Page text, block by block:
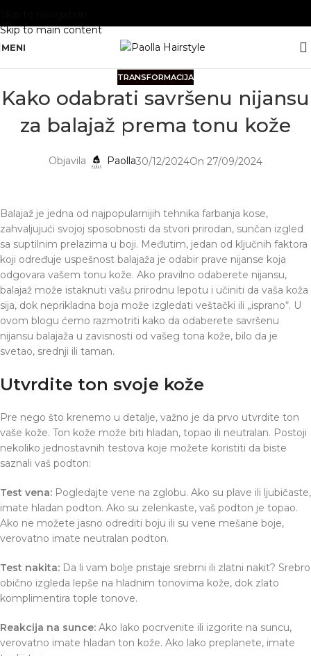
Skip to main content
MENI
TRANSFORMACIJA
Kako odabrati savršenu nijansu
za balajaž prema tonu kože
Objavila Paolla30/12/2024On 27/09/2024
Balajaž je jedna od najpopularnijih tehnika farbanja kose,
zahvaljujući svojoj sposobnosti da stvori prirodan, sunčan izgled
sa suptilnim prelazima u boji. Međutim, jedan od ključnih faktora
koji određuje uspešnost balajaža je odabir prave nijanse koja
odgovara vašem tonu kože. Ako pravilno odaberete nijansu,
balajaž može istaknuti vašu prirodnu lepotu i učiniti da vaša koža
sija, dok neprikladna boja može izgledati veštački ili „isprano“. U
ovom blogu ćemo razmotriti kako da odaberete savršenu
nijansu balajaža u zavisnosti od vašeg tona kože, bilo da je
svetao, srednji ili taman.
Utvrdite ton svoje kože
Pre nego što krenemo u detalje, važno je da prvo utvrdite ton
vaše kože. Ton kože može biti hladan, topao ili neutralan. Postoji
nekoliko jednostavnih testova koje možete koristiti da biste
saznali vaš podton:
Test vena: Pogledajte vene na zglobu. Ako su plave ili ljubičaste,
imate hladan podton. Ako su zelenkaste, vaš podton je topao.
Ako ne možete jasno odrediti boju ili su vene mešane boje,
verovatno imate neutralan podton.
Test nakita: Da li vam bolje pristaje srebrni ili zlatni nakit? Srebro
obično izgleda lepše na hladnim tonovima kože, dok zlato
komplimentira tople tonove.
Reakcija na sunce: Ako lako pocrvenite ili izgorite na suncu,
verovatno imate hladan ton kože. Ako lako preplanete, imate